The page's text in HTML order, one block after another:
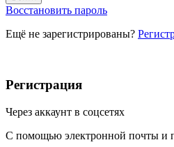
Восстановить пароль
Ещё не зарегистрированы?
Регистрация
Через аккаунт в соцсетях
С помощью электронной почты и